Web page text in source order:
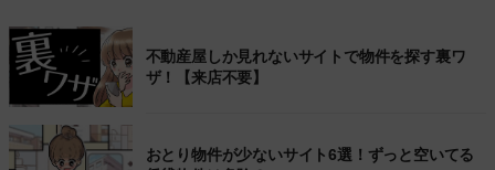
不動産屋しか見れないサイトで物件を探す裏ワ
ザ！【来店不要】
おとり物件が少ないサイト6選！ずっと空いてる